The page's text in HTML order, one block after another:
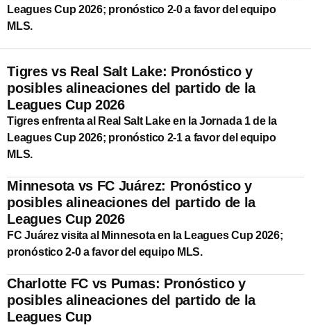
Leagues Cup 2026; pronóstico 2-0 a favor del equipo
MLS.
Tigres vs Real Salt Lake: Pronóstico y
posibles alineaciones del partido de la
Leagues Cup 2026
Tigres enfrenta al Real Salt Lake en la Jornada 1 de la
Leagues Cup 2026; pronóstico 2-1 a favor del equipo
MLS.
Minnesota vs FC Juárez: Pronóstico y
posibles alineaciones del partido de la
Leagues Cup 2026
FC Juárez visita al Minnesota en la Leagues Cup 2026;
pronóstico 2-0 a favor del equipo MLS.
Charlotte FC vs Pumas: Pronóstico y
posibles alineaciones del partido de la
Leagues Cup